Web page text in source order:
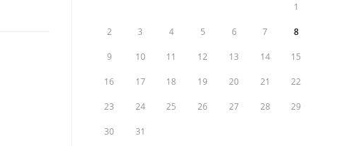
1
2 3 4 5 6 7 8
9 10 11 12 13 14 15
16 17 18 19 20 21 22
23 24 25 26 27 28 29
30 31